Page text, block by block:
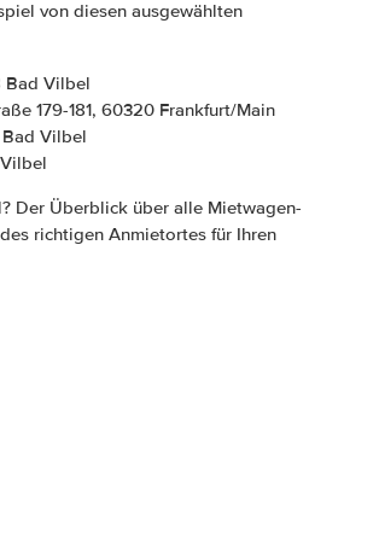
von diesen ausgewählten
Bad Vilbel
179-181, 60320 Frankfurt/Main
Bad Vilbel
Der Überblick über alle Mietwagen-
richtigen Anmietortes für Ihren